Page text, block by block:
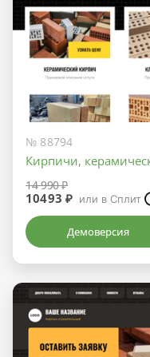
№ 88794
Кирпичи,
14 990 ₽
10493 ₽ или в Сплит
Демоверсия